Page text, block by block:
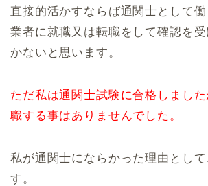
直接的活かすならば通関士として
業者に就職又は転職をして確認を
かないと思います。
ただ私は通関士試験に合格しまし
職する事はありませんでした。
私が通関士にならかった理由として
す。